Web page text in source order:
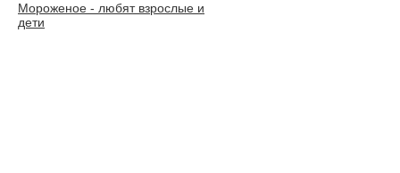
Мороженое - любят взрослые и
дети